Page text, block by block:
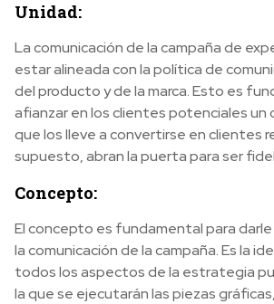
Unidad:
La comunicación de la campaña de
estar alineada con la política de
del producto y de la marca. Esto es
afianzar en los clientes potenciales un
que los lleve a convertirse en clientes
supuesto, abran la puerta para ser
Concepto:
El concepto es fundamental para darle
la comunicación de la campaña. Es la
todos los aspectos de la estrategia
la que se ejecutarán las piezas